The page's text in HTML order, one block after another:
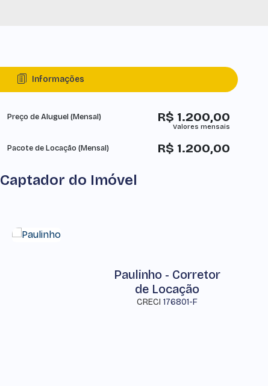
Informações
R$ 1.200,00
Preço de Aluguel (Mensal)
R$ 1.200,00
Pacote de Locação (Mensal)
Captador do Imóvel
Paulinho - Corretor
de Locação
CRECI 176801-F